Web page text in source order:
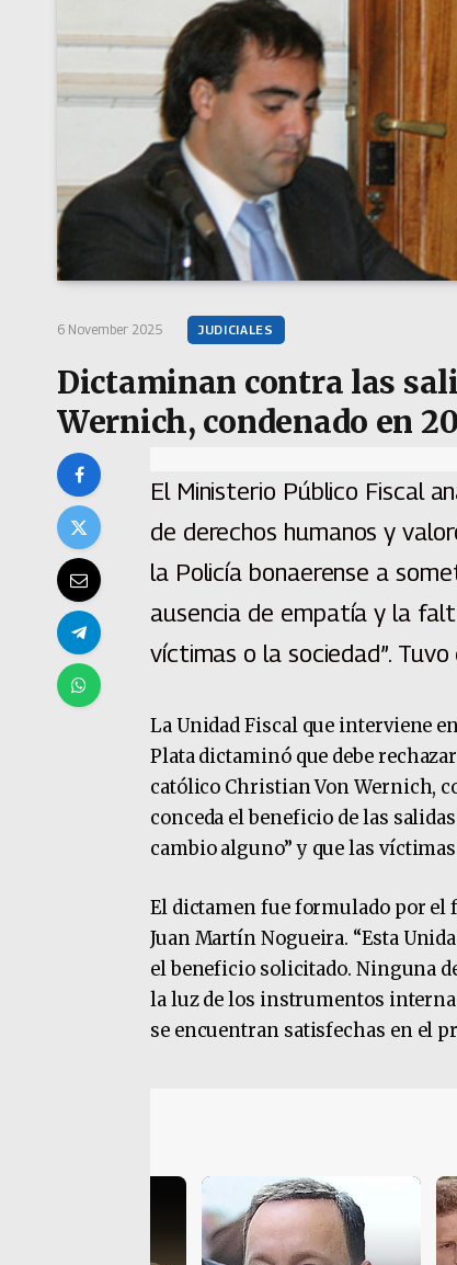
6 November 2025 JUDICIALES
Dictaminan contra las
Wernich, condenado en
El Ministerio Público Fiscal
de derechos humanos y
la Policía bonaerense a
ausencia de empatía y la
víctimas o la sociedad”.
La Unidad Fiscal que interviene
Plata dictaminó que debe
católico Christian Von Wernich,
conceda el beneficio de las
cambio alguno” y que las
El dictamen fue formulado por el
Juan Martín Nogueira. “Esta
el beneficio solicitado. Ninguna
la luz de los instrumentos
se encuentran satisfechas en el